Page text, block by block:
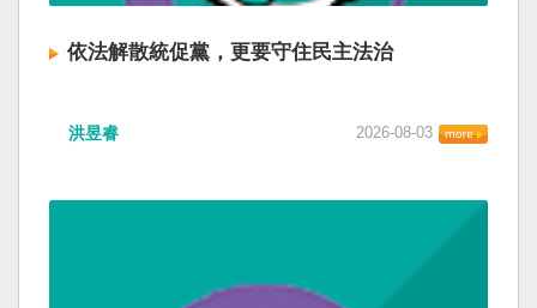
依法解散統促黨，更要守住民主法治
洪昱睿 2026-08-03